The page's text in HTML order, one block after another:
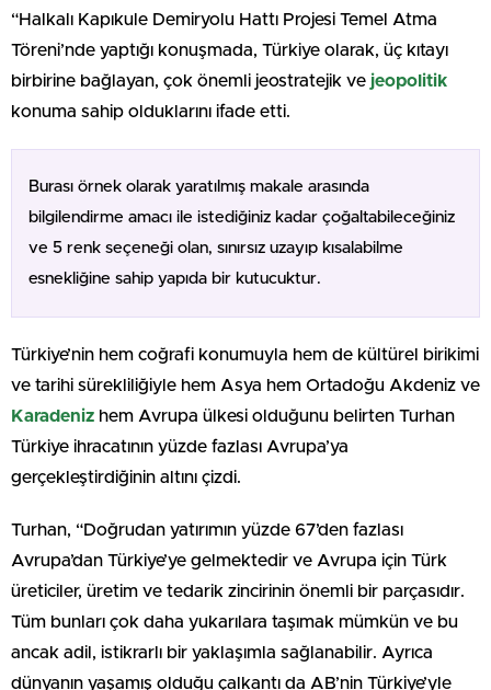
“Halkalı Kapıkule Demiryolu Hattı Projesi Temel Atma
Töreni’nde yaptığı konuşmada, Türkiye olarak, üç kıtayı
birbirine bağlayan, çok önemli jeostratejik ve jeopolitik
konuma sahip olduklarını ifade etti.
Burası örnek olarak yaratılmış makale arasında
bilgilendirme amacı ile istediğiniz kadar çoğaltabileceğiniz
ve 5 renk seçeneği olan, sınırsız uzayıp kısalabilme
esnekliğine sahip yapıda bir kutucuktur.
Türkiye’nin hem coğrafi konumuyla hem de kültürel birikimi
ve tarihi sürekliliğiyle hem Asya hem Ortadoğu Akdeniz ve
Karadeniz hem Avrupa ülkesi olduğunu belirten Turhan
Türkiye ihracatının yüzde fazlası Avrupa’ya
gerçekleştirdiğinin altını çizdi.
Turhan, “Doğrudan yatırımın yüzde 67’den fazlası
Avrupa’dan Türkiye’ye gelmektedir ve Avrupa için Türk
üreticiler, üretim ve tedarik zincirinin önemli bir parçasıdır.
Tüm bunları çok daha yukarılara taşımak mümkün ve bu
ancak adil, istikrarlı bir yaklaşımla sağlanabilir. Ayrıca
dünyanın yaşamış olduğu çalkantı da AB’nin Türkiye’yle